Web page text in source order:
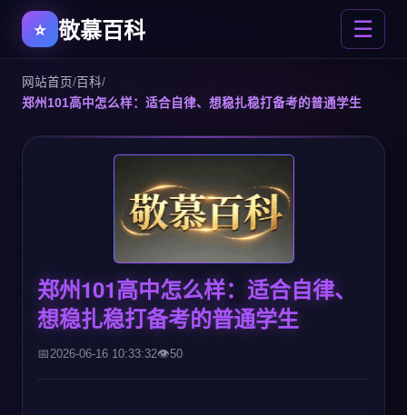
敬慕百科 ☰
网站首页/百科/
郑州101高中怎么样：适合自律、想稳扎稳打备考的普通学生
郑州101高中怎么样：适合自律、
想稳扎稳打备考的普通学生
2026-06-16 10:33:32 50